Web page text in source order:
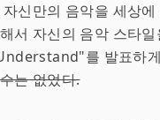
자신만의 음악을 세상
서 자신의 음악 스타
를 발표하
는 없었다.